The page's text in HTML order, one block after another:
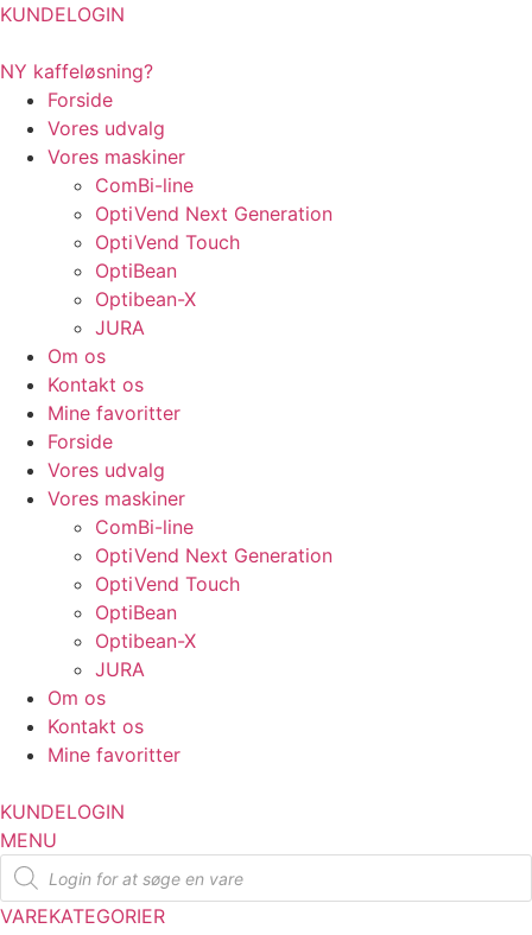
Videre
indhold
KUNDELOGIN
NY kaffeløsning?
Forside
Vores udvalg
Vores maskiner
ComBi-line
OptiVend Next Generation
OptiVend Touch
OptiBean
Optibean-X
JURA
Om os
Kontakt os
Mine favoritter
Forside
Vores udvalg
Vores maskiner
ComBi-line
OptiVend Next Generation
OptiVend Touch
OptiBean
Optibean-X
JURA
Om os
Kontakt os
Mine favoritter
KUNDELOGIN
MENU
Products
search
VAREKATEGORIER